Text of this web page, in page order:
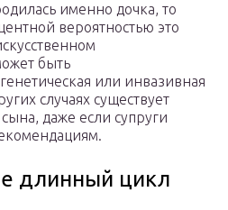
именно дочка, то
вероятностью это
быть
или инвазивная
случаях существует
даже если супруги
длинный цикл